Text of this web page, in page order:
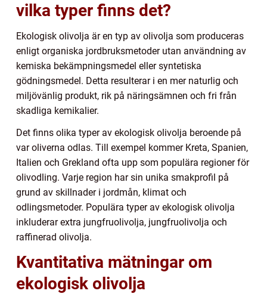
vilka typer finns det?
Ekologisk olivolja är en typ av olivolja som produceras
enligt organiska jordbruksmetoder utan användning av
kemiska bekämpningsmedel eller syntetiska
gödningsmedel. Detta resulterar i en mer naturlig och
miljövänlig produkt, rik på näringsämnen och fri från
skadliga kemikalier.
Det finns olika typer av ekologisk olivolja beroende på
var oliverna odlas. Till exempel kommer Kreta, Spanien,
Italien och Grekland ofta upp som populära regioner för
olivodling. Varje region har sin unika smakprofil på
grund av skillnader i jordmån, klimat och
odlingsmetoder. Populära typer av ekologisk olivolja
inkluderar extra jungfruolivolja, jungfruolivolja och
raffinerad olivolja.
Kvantitativa mätningar om
ekologisk olivolja